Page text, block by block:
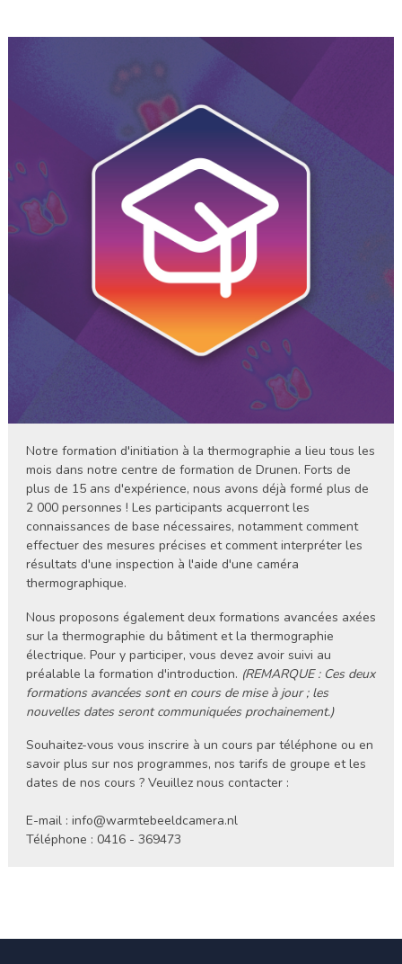
Notre formation d'initiation à la thermographie a lieu tous les
mois dans notre centre de formation de Drunen. Forts de
plus de 15 ans d'expérience, nous avons déjà formé plus de
2 000 personnes ! Les participants acquerront les
connaissances de base nécessaires, notamment comment
effectuer des mesures précises et comment interpréter les
résultats d'une inspection à l'aide d'une caméra
thermographique.
Nous proposons également deux formations avancées axées
sur la thermographie du bâtiment et la thermographie
électrique. Pour y participer, vous devez avoir suivi au
préalable la formation d'introduction. (REMARQUE : Ces deux
formations avancées sont en cours de mise à jour ; les
nouvelles dates seront communiquées prochainement.)
Souhaitez-vous vous inscrire à un cours par téléphone ou en
savoir plus sur nos programmes, nos tarifs de groupe et les
dates de nos cours ? Veuillez nous contacter :
E-mail : info@warmtebeeldcamera.nl
Téléphone : 0416 - 369473